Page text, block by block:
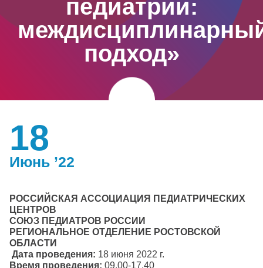
педиатрии:
подход»
18
Июнь ’22
РОССИЙСКАЯ АССОЦИАЦИЯ ПЕДИАТРИЧЕСКИХ
ЦЕНТРОВ
СОЮЗ ПЕДИАТРОВ РОССИИ
РЕГИОНАЛЬНОЕ ОТДЕЛЕНИЕ РОСТОВСКОЙ
ОБЛАСТИ
Дата проведения: 18 июня 2022 г.
Время проведения: 09.00-17.40